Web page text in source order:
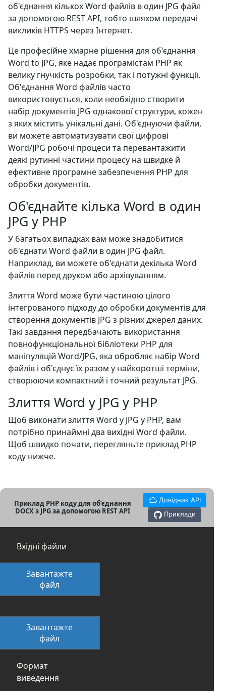
об'єднання кількох Word файлів в один JPG файл
за допомогою REST API, тобто шляхом передачі
викликів HTTPS через Інтернет.
Це професійне хмарне рішення для об'єднання
Word to JPG, яке надає програмістам PHP як
велику гнучкість розробки, так і потужні функції.
Об'єднання Word файлів часто
використовується, коли необхідно створити
набір документів JPG однакової структури, кожен
з яких містить унікальні дані. Об'єднуючи файли,
ви можете автоматизувати свої цифрові
Word/JPG робочі процеси та перевантажити
деякі рутинні частини процесу на швидке й
ефективне програмне забезпечення PHP для
обробки документів.
Об'єднайте кілька Word в один
JPG у PHP
У багатьох випадках вам може знадобитися
об'єднати Word файли в один JPG файл.
Наприклад, ви можете об'єднати декілька Word
файлів перед друком або архівуванням.
Злиття Word може бути частиною цілого
інтегрованого підходу до обробки документів для
створення документів JPG з різних джерел даних.
Такі завдання передбачають використання
повнофункціональної бібліотеки PHP для
маніпуляцій Word/JPG, яка обробляє набір Word
файлів і об'єднує їх разом у найкоротші терміни,
створюючи компактний і точний результат JPG.
Злиття Word у JPG у PHP
Щоб виконати злиття Word у JPG у PHP, вам
потрібно принаймні два вихідні Word файли.
Щоб швидко почати, перегляньте приклад PHP
коду нижче.
Приклад PHP коду для об’єднання
DOCX з JPG за допомогою REST API
Довідник API
Приклади
Вхідні файли
Завантажте
файл
Завантажте
файл
Формат
виведення